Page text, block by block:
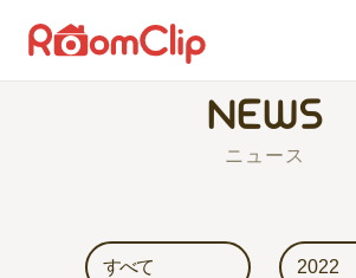
NEWS
ニュース
すべて 2022